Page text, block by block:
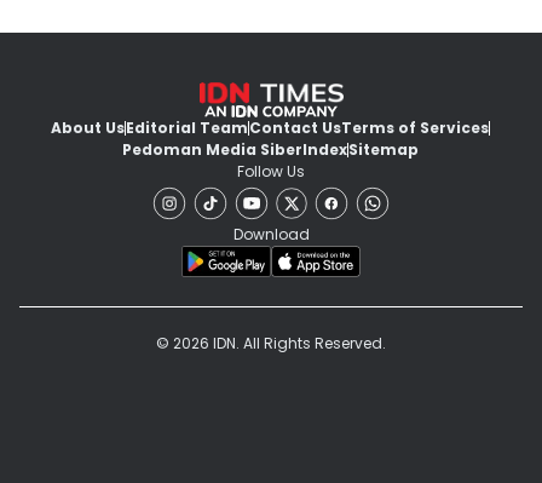
About UsEditorial TeamContact UsTerms of Services
Pedoman Media SiberIndexSitemap
Follow Us
Download
© 2026 IDN. All Rights Reserved.